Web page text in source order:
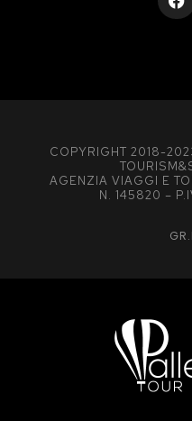
COPYRIGHT 2018-
AGENZIA VIAGGI E
N. 145820 –